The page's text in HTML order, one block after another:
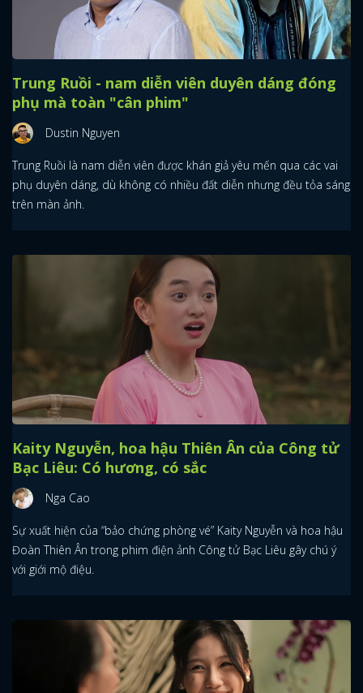
Trung Ruồi - nam diễn viên duyên dáng đóng
phụ mà toàn "cân phim"
Dustin Nguyen
Trung Ruồi là nam diễn viên được khán giả yêu mến qua các vai
phụ duyên dáng, dù không có nhiều đất diễn nhưng đều tỏa sáng
trên màn ảnh.
Kaity Nguyễn, hoa hậu Thiên Ân của Công tử
Bạc Liêu: Có hương, có sắc
Nga Cao
Sự xuất hiện của “bảo chứng phòng vé” Kaity Nguyễn và hoa hậu
Đoàn Thiên Ân trong phim điện ảnh Công tử Bạc Liêu gây chú ý
với giới mộ điệu.